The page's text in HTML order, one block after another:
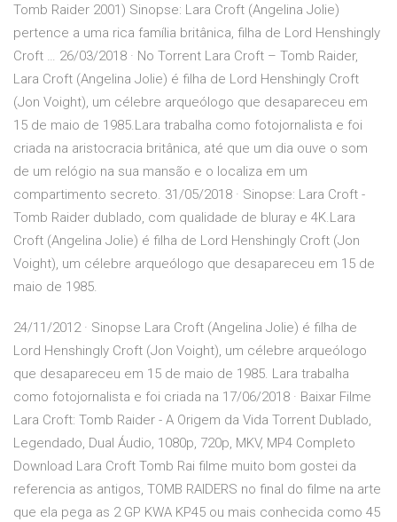
Tomb Raider 2001) Sinopse: Lara Croft (Angelina Jolie)
pertence a uma rica família britânica, filha de Lord Henshingly
Croft … 26/03/2018 · No Torrent Lara Croft – Tomb Raider,
Lara Croft (Angelina Jolie) é filha de Lord Henshingly Croft
(Jon Voight), um célebre arqueólogo que desapareceu em
15 de maio de 1985.Lara trabalha como fotojornalista e foi
criada na aristocracia britânica, até que um dia ouve o som
de um relógio na sua mansão e o localiza em um
compartimento secreto. 31/05/2018 · Sinopse: Lara Croft -
Tomb Raider dublado, com qualidade de bluray e 4K.Lara
Croft (Angelina Jolie) é filha de Lord Henshingly Croft (Jon
Voight), um célebre arqueólogo que desapareceu em 15 de
maio de 1985.
24/11/2012 · Sinopse Lara Croft (Angelina Jolie) é filha de
Lord Henshingly Croft (Jon Voight), um célebre arqueólogo
que desapareceu em 15 de maio de 1985. Lara trabalha
como fotojornalista e foi criada na 17/06/2018 · Baixar Filme
Lara Croft: Tomb Raider - A Origem da Vida Torrent Dublado,
Legendado, Dual Áudio, 1080p, 720p, MKV, MP4 Completo
Download Lara Croft Tomb Rai filme muito bom gostei da
referencia as antigos, TOMB RAIDERS no final do filme na arte
que ela pega as 2 GP KWA KP45 ou mais conhecida como 45